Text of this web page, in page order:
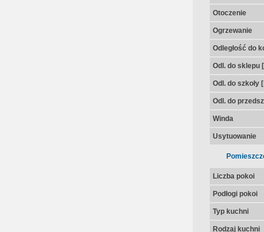
Otoczenie
Ogrzewanie
Odległość do
Odl. do sklepu
Odl. do szkoły
Odl. do
Winda
Usytuowanie
Liczba pokoi
Podłogi pokoi
Typ kuchni
Rodzaj kuchni